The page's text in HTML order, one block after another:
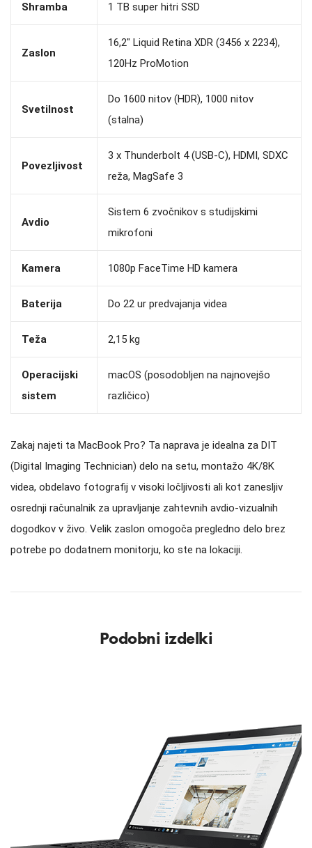
Shramba 1 TB super hitri SSD
Zaslon
16,2″ Liquid Retina XDR (3456 x 2234),
120Hz ProMotion
Svetilnost
Do 1600 nitov (HDR), 1000 nitov
(stalna)
Povezljivost
3 x Thunderbolt 4 (USB-C), HDMI, SDXC
reža, MagSafe 3
Avdio
Sistem 6 zvočnikov s studijskimi
mikrofoni
Kamera 1080p FaceTime HD kamera
Baterija Do 22 ur predvajanja videa
Teža 2,15 kg
Operacijski
sistem
macOS (posodobljen na najnovejšo
različico)
Zakaj najeti ta MacBook Pro? Ta naprava je idealna za DIT
(Digital Imaging Technician) delo na setu, montažo 4K/8K
videa, obdelavo fotografij v visoki ločljivosti ali kot zanesljiv
osrednji računalnik za upravljanje zahtevnih avdio-vizualnih
dogodkov v živo. Velik zaslon omogoča pregledno delo brez
potrebe po dodatnem monitorju, ko ste na lokaciji.
Podobni izdelki